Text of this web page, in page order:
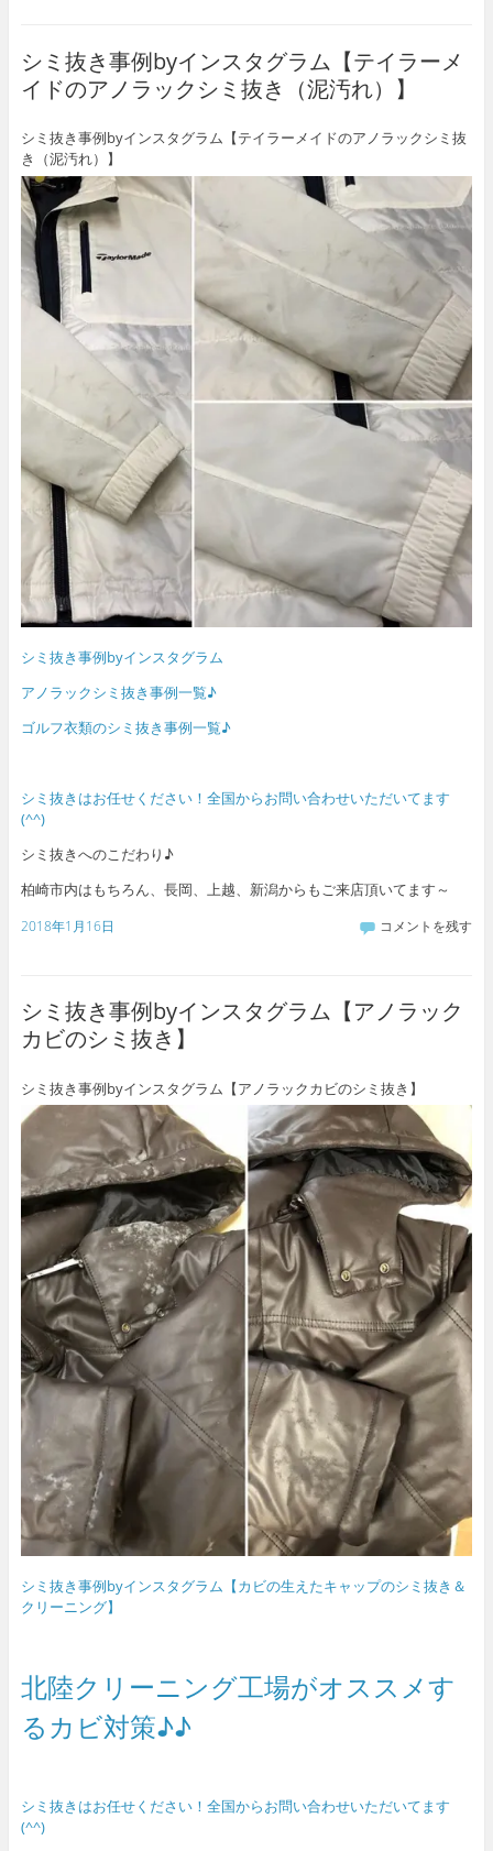
シミ抜き事例byインスタグラム【テイラーメ
イドのアノラックシミ抜き（泥汚れ）】
シミ抜き事例byインスタグラム【テイラーメイドのアノラックシミ抜
き（泥汚れ）】
シミ抜き事例byインスタグラム
アノラックシミ抜き事例一覧♪
ゴルフ衣類のシミ抜き事例一覧♪
シミ抜きはお任せください！全国からお問い合わせいただいてます
(^^)
シミ抜きへのこだわり♪
柏崎市内はもちろん、長岡、上越、新潟からもご来店頂いてます～
2018年1月16日 コメントを残す
シミ抜き事例byインスタグラム【アノラック
カビのシミ抜き】
シミ抜き事例byインスタグラム【アノラックカビのシミ抜き】
シミ抜き事例byインスタグラム【カビの生えたキャップのシミ抜き＆
クリーニング】
北陸クリーニング工場がオススメす
るカビ対策♪♪
シミ抜きはお任せください！全国からお問い合わせいただいてます
(^^)